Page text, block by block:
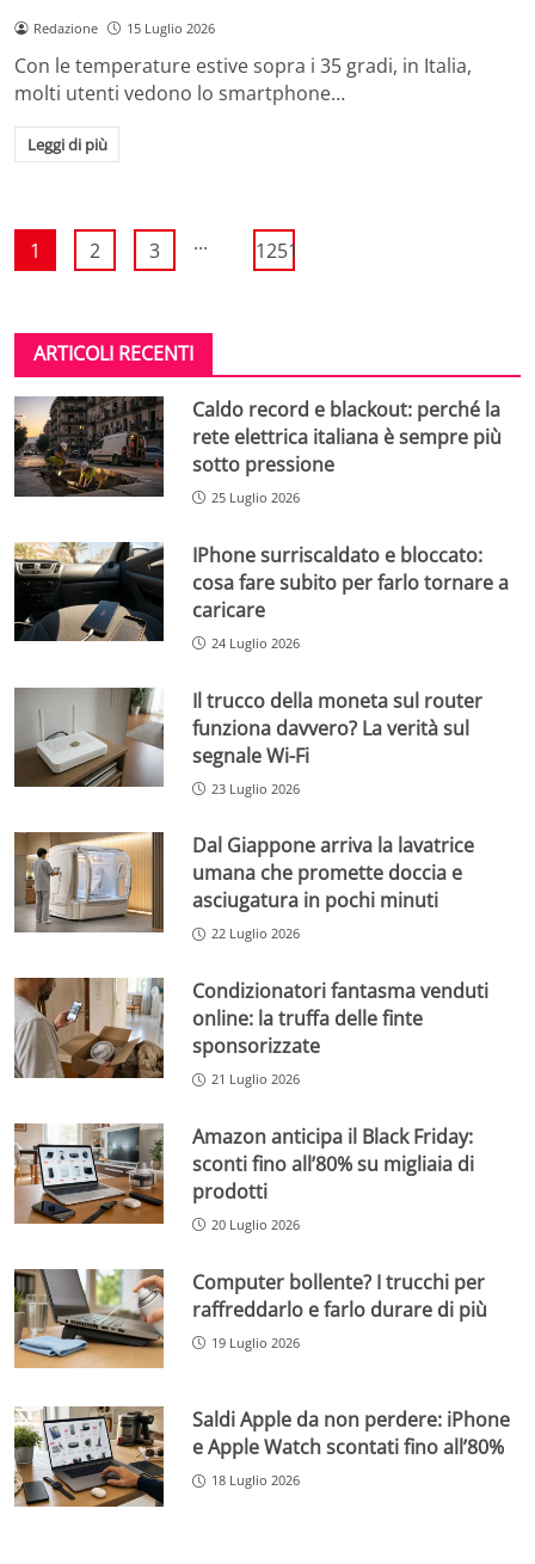
Redazione 15 Luglio 2026
Con le temperature estive sopra i 35 gradi, in Italia,
molti utenti vedono lo smartphone…
Leggi di più
1 2 3 ... 1251
ARTICOLI RECENTI
Caldo record e blackout: perché la
rete elettrica italiana è sempre più
sotto pressione
25 Luglio 2026
IPhone surriscaldato e bloccato:
cosa fare subito per farlo tornare a
caricare
24 Luglio 2026
Il trucco della moneta sul router
funziona davvero? La verità sul
segnale Wi-Fi
23 Luglio 2026
Dal Giappone arriva la lavatrice
umana che promette doccia e
asciugatura in pochi minuti
22 Luglio 2026
Condizionatori fantasma venduti
online: la truffa delle finte
sponsorizzate
21 Luglio 2026
Amazon anticipa il Black Friday:
sconti fino all’80% su migliaia di
prodotti
20 Luglio 2026
Computer bollente? I trucchi per
raffreddarlo e farlo durare di più
19 Luglio 2026
Saldi Apple da non perdere: iPhone
e Apple Watch scontati fino all’80%
18 Luglio 2026